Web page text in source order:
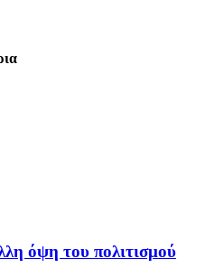
όψη του πολιτισμού